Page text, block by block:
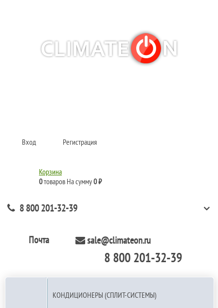
Вход Регистрация
Корзина
0товаров На сумму0 ₽
8 800 201-32-39
Почта sale@climateon.ru
8 800 201-32-39
КОНДИЦИОНЕРЫ (СПЛИТ-СИСТЕМЫ)